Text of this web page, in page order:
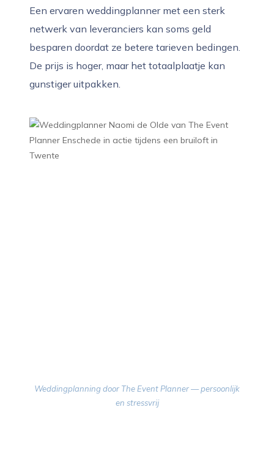
Een ervaren weddingplanner met een sterk
netwerk van leveranciers kan soms geld
besparen doordat ze betere tarieven bedingen.
De prijs is hoger, maar het totaalplaatje kan
gunstiger uitpakken.
Weddingplanning door The Event Planner — persoonlijk
en stressvrij